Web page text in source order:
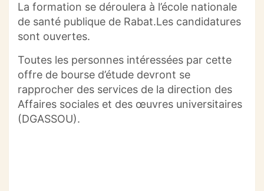
La formation se déroulera à l’école nationale
de santé publique de Rabat.Les candidatures
sont ouvertes.
Toutes les personnes intéressées par cette
offre de bourse d’étude devront se
rapprocher des services de la direction des
Affaires sociales et des œuvres universitaires
(DGASSOU).